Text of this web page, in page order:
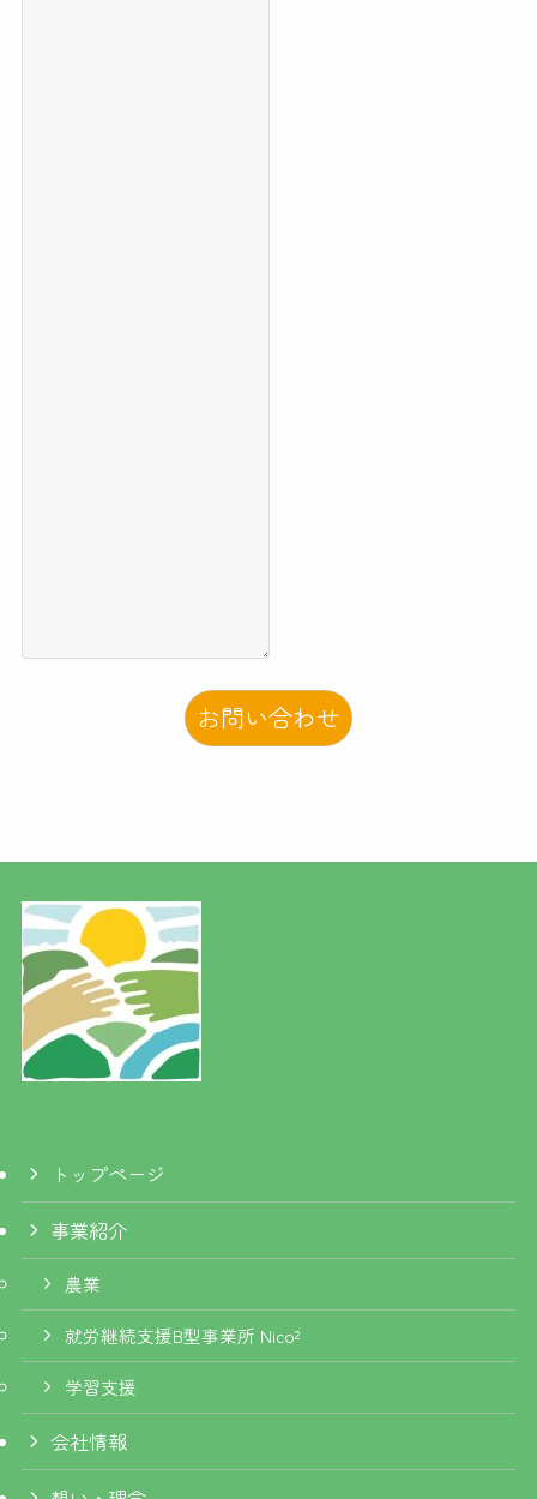
お問い合わせ
トップページ
事業紹介
農業
就労継続支援B型事業所 Nico²
学習支援
会社情報